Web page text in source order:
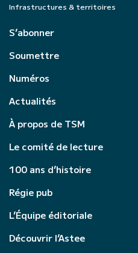
Infrastructures & territoires
S’abonner
Soumettre
Numéros
Actualités
À propos de TSM
Le comité de lecture
100 ans d’histoire
Régie pub
L’Équipe éditoriale
Découvrir l’Astee